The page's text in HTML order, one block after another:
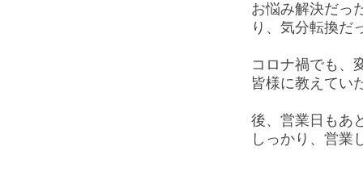
お悩み解決だっ
り、気分転換
コロナ禍でも、
皆様に教えてい
後、営業日もあ
しっかり、営業